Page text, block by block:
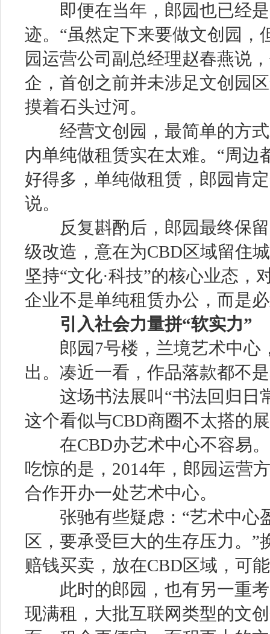
即便在当年，郎园也已经是
迹。“虽然定下来要做文创园，
园运营公司副总经理赵春燕说
企，首创之前并未涉足文创园
摸着石头过河。
经营文创园，最简单的方式
内单纯做租赁实在太难。“周
好得多，单纯做租赁，郎园肯
说。
反复斟酌后，郎园最终保留
级改造，意在为CBD区域留住
坚持“文化·科技”的核心业态
企业不是单纯租赁办公，而是
引入社会力量拼“软实力”
郎园7号楼，兰境艺术中心
出。凑近一看，作品落款都不
这场书法展叫“书法回归日
这个看似与CBD商圈不太搭的
在CBD办艺术中心不容易。
吃惊的是，2014年，郎园运营
合作开办一处艺术中心。
张驰有些疑虑：“艺术中心
区，要承受巨大的生存压力。
赔钱买卖，放在CBD区域，可
此时的郎园，也有另一重考
现满租，大批互联网类型的文